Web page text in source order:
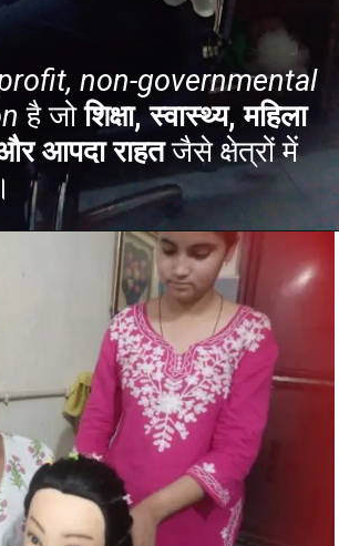
non-governmental
है जोशिक्षा, स्वास्थ्य, महिला
आपदा राहतजैसे क्षेत्रों में